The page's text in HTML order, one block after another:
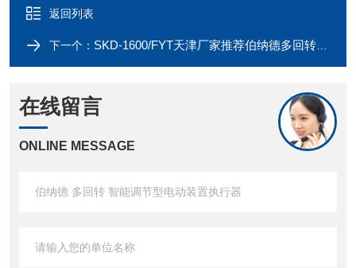
返回列表
下一个： SKD-1600/FYT天津厂家推荐伯纳德多回转水泥厂电动流量阀
在线留言
ONLINE MESSAGE